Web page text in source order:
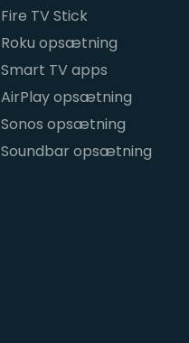
Fire TV Stick
Roku opsætning
Smart TV apps
AirPlay opsætning
Sonos opsætning
Soundbar opsætning